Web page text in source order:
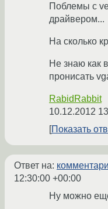
Поблемы с
драйвером...
На сколько
Не знаю как
пронисать
RabidRabbit
10.12.2012
Показать
Ответ на:
12:30:00 +00:00
Ну можно